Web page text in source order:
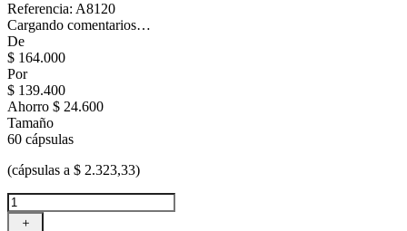
Referencia: A8120
Cargando comentarios…
De
$ 164.000
Por
$ 139.400
Ahorro $ 24.600
Tamaño
60 cápsulas
(cápsulas a $ 2.323,33)
＋